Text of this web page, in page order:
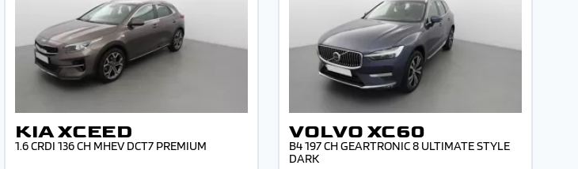
KIA XCEED
1.6 CRDI 136 CH MHEV DCT7 PREMIUM
VOLVO XC60
B4 197 CH GEARTRONIC 8 ULTIMATE STYLE
DARK